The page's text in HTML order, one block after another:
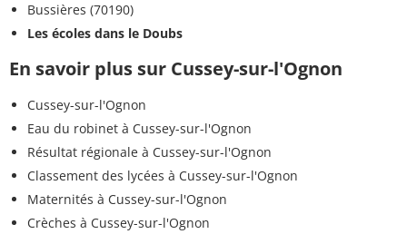
Bussières (70190)
Les écoles dans le Doubs
En savoir plus sur Cussey-sur-l'Ognon
Cussey-sur-l'Ognon
Eau du robinet à Cussey-sur-l'Ognon
Résultat régionale à Cussey-sur-l'Ognon
Classement des lycées à Cussey-sur-l'Ognon
Maternités à Cussey-sur-l'Ognon
Crèches à Cussey-sur-l'Ognon